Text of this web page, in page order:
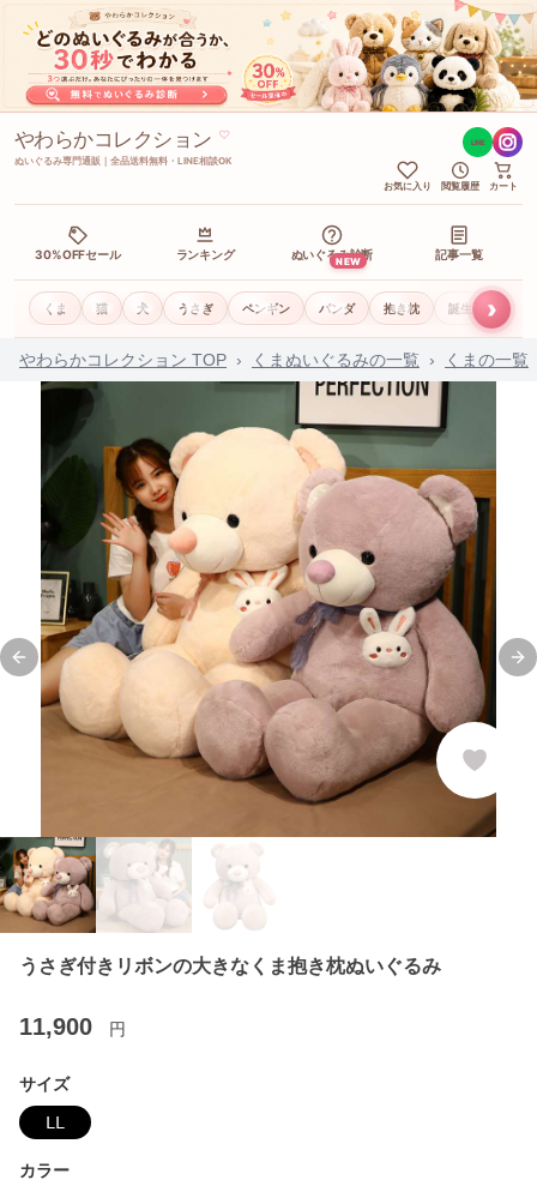
やわらかコレクション ♡
ぬいぐるみ専門通販｜全品送料無料・LINE相談OK
LINE
お気に入り 閲覧履歴 カート
30%OFFセール ランキング ぬいぐるみ診断
NEW 記事一覧
くま 猫 犬 うさぎ ペンギン パンダ 抱き枕 誕生日ギフト
›
やわらかコレクション TOP › くまぬいぐるみの一覧 › くまの一覧
Previous slide
うさぎ付きリボンの大きなくま抱き枕ぬいぐるみ
11,900 円
サイズ
ⅬⅬ
カラー